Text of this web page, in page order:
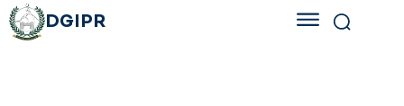
DGIPR